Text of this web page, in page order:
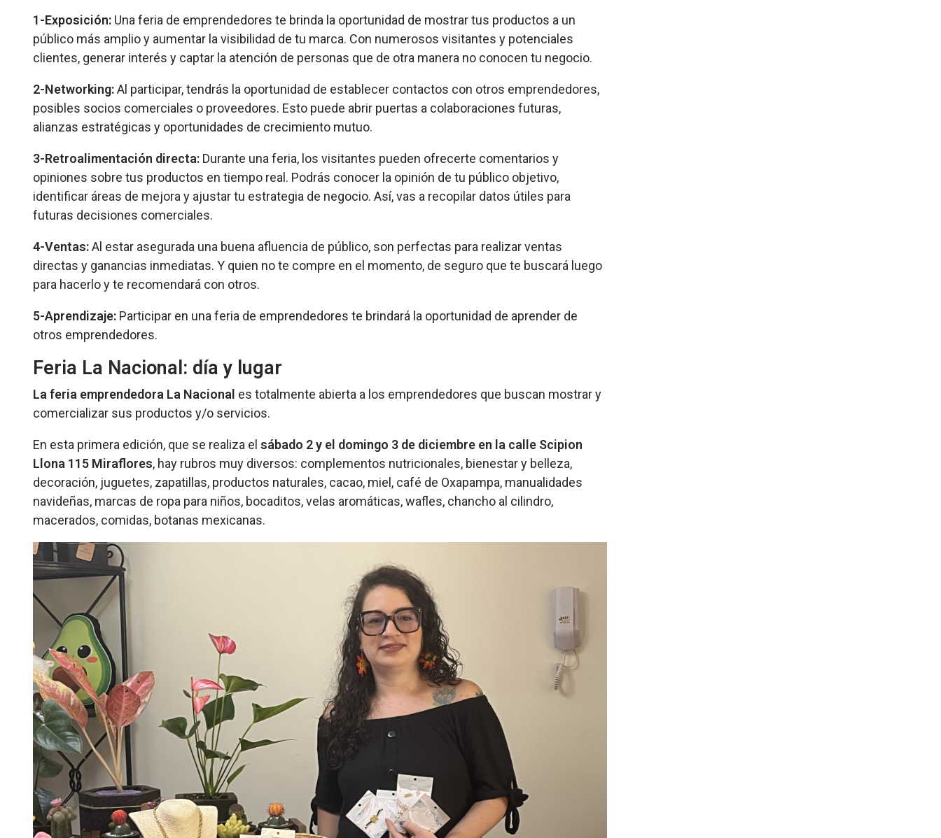
1-Exposición: Una feria de emprendedores te brinda la oportunidad de mostrar tus productos a un
público más amplio y aumentar la visibilidad de tu marca. Con numerosos visitantes y potenciales
clientes, generar interés y captar la atención de personas que de otra manera no conocen tu negocio.
2-Networking:Al participar, tendrás la oportunidad de establecer contactos con otros emprendedores,
posibles socios comerciales o proveedores. Esto puede abrir puertas a colaboraciones futuras,
alianzas estratégicas y oportunidades de crecimiento mutuo.
3-Retroalimentación directa: Durante una feria, los visitantes pueden ofrecerte comentarios y
opiniones sobre tus productos en tiempo real. Podrás conocer la opinión de tu público objetivo,
identificar áreas de mejora y ajustar tu estrategia de negocio. Así, vas a recopilar datos útiles para
futuras decisiones comerciales.
4-Ventas:Al estar asegurada una buena afluencia de público, son perfectas para realizar ventas
directas y ganancias inmediatas. Y quien no te compre en el momento, de seguro que te buscará luego
para hacerlo y te recomendará con otros.
5-Aprendizaje: Participar en una feria de emprendedores te brindará la oportunidad de aprender de
otros emprendedores.
Feria La Nacional: día y lugar
La feria emprendedora La Nacional es totalmente abierta a los emprendedores que buscan mostrar y
comercializar sus productos y/o servicios.
En esta primera edición, que se realiza el sábado 2 y el domingo 3 de diciembre en la calle Scipion
Llona 115 Miraflores, hay rubros muy diversos: complementos nutricionales, bienestar y belleza,
decoración, juguetes, zapatillas, productos naturales, cacao, miel, café de Oxapampa, manualidades
navideñas, marcas de ropa para niños, bocaditos, velas aromáticas, wafles, chancho al cilindro,
macerados, comidas, botanas mexicanas.